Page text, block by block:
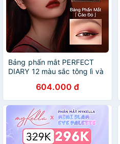
Bảng phấn mắt PERFECT
DIARY 12 màu sắc tông lì và
trang điểm cao cấp 14g
604.000 đ